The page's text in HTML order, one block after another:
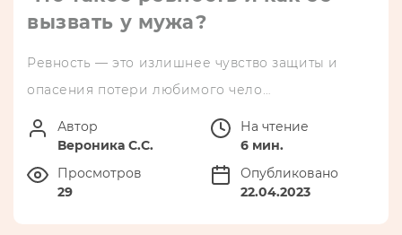
вызвать у мужа?
Ревность — это излишнее чувство защиты и
опасения потери любимого чело…
Автор
Вероника С.С.
На чтение
6 мин.
Просмотров
29
Опубликовано
22.04.2023